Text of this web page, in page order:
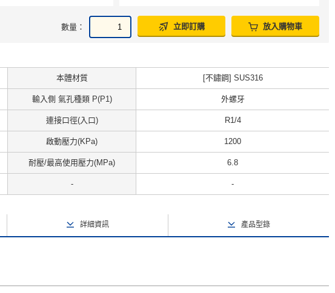
數量： 立即訂購 放入購物車
本體材質 [不鏽鋼] SUS316
輸入側 氣孔種類 P(P1) 外螺牙
連接口徑(入口) R1/4
啟動壓力(KPa) 1200
耐壓/最高使用壓力(MPa) 6.8
- -
詳細資訊 產品型錄